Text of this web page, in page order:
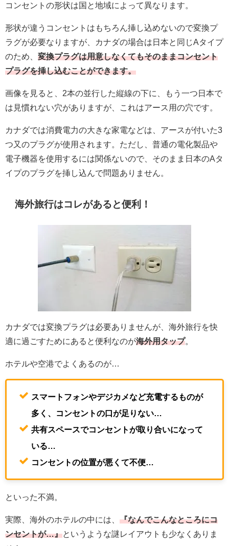
コンセントの形状は国と地域によって異なります。
形状が違うコンセントはもちろん挿し込めないので変換プ
ラグが必要なりますが、カナダの場合は日本と同じAタイプ
のため、 変換プラグは用意しなくてもそのままコンセント
プラグを挿し込むことができます。
画像を見ると、2本の並行した縦線の下に、もう一つ日本で
は見慣れない穴がありますが、これはアース用の穴です。
カナダでは消費電力の大きな家電などは、アースが付いた3
つ又のプラグが使用されます。ただし、普通の電化製品や
電子機器を使用するには関係ないので、そのまま日本のAタ
イプのプラグを挿し込んで問題ありません。
海外旅行はコレがあると便利！
カナダでは変換プラグは必要ありませんが、海外旅行を快
適に過ごすためにあると便利なのが海外用タップ。
ホテルや空港でよくあるのが…
スマートフォンやデジカメなど充電するものが
多く、コンセントの口が足りない…
共有スペースでコンセントが取り合いになって
いる…
コンセントの位置が悪くて不便…
といった不満。
実際、海外のホテルの中には、 『なんでこんなところにコ
ンセントが…』というような謎レイアウトも少なくありま